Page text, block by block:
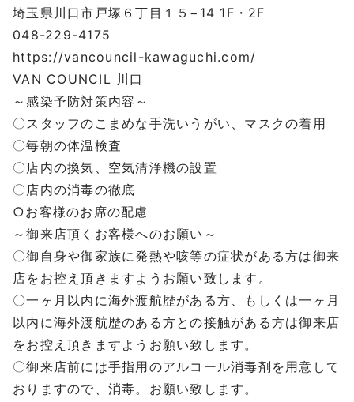
埼玉県川口市戸塚６丁目１５−14 1F・2F
048-229-4175
https://vancouncil-kawaguchi.com/
VAN COUNCIL 川口
～感染予防対策内容～
〇スタッフのこまめな手洗いうがい、マスクの着用
〇毎朝の体温検査
〇店内の換気、空気清浄機の設置
〇店内の消毒の徹底
○お客様のお席の配慮
～御来店頂くお客様へのお願い～
〇御自身や御家族に発熱や咳等の症状がある方は御来
店をお控え頂きますようお願い致します。
〇一ヶ月以内に海外渡航歴がある方、もしくは一ヶ月
以内に海外渡航歴のある方との接触がある方は御来店
をお控え頂きますようお願い致します。
〇御来店前には手指用のアルコール消毒剤を用意して
おりますので、消毒。お願い致します。